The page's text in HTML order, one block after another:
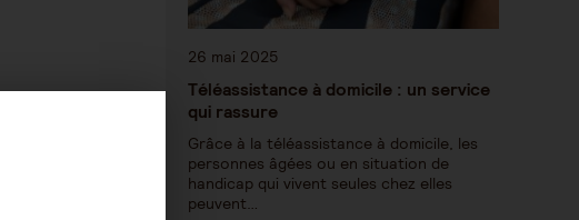
26 mai 2025
Téléassistance à domicile : un service
qui rassure
Grâce à la téléassistance à domicile, les
personnes âgées ou en situation de
handicap qui vivent seules chez elles
peuvent…